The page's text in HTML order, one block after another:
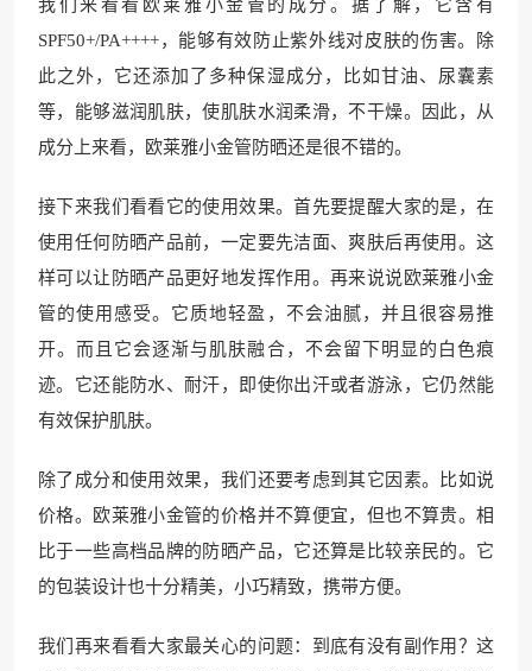
我们来看看欧莱雅小金管的成分。据了解，它含有
SPF50+/PA++++，能够有效防止紫外线对皮肤的伤害。除
此之外，它还添加了多种保湿成分，比如甘油、尿囊素
等，能够滋润肌肤，使肌肤水润柔滑，不干燥。因此，从
成分上来看，欧莱雅小金管防晒还是很不错的。
接下来我们看看它的使用效果。首先要提醒大家的是，在
使用任何防晒产品前，一定要先洁面、爽肤后再使用。这
样可以让防晒产品更好地发挥作用。再来说说欧莱雅小金
管的使用感受。它质地轻盈，不会油腻，并且很容易推
开。而且它会逐渐与肌肤融合，不会留下明显的白色痕
迹。它还能防水、耐汗，即使你出汗或者游泳，它仍然能
有效保护肌肤。
除了成分和使用效果，我们还要考虑到其它因素。比如说
价格。欧莱雅小金管的价格并不算便宜，但也不算贵。相
比于一些高档品牌的防晒产品，它还算是比较亲民的。它
的包装设计也十分精美，小巧精致，携带方便。
我们再来看看大家最关心的问题：到底有没有副作用？这